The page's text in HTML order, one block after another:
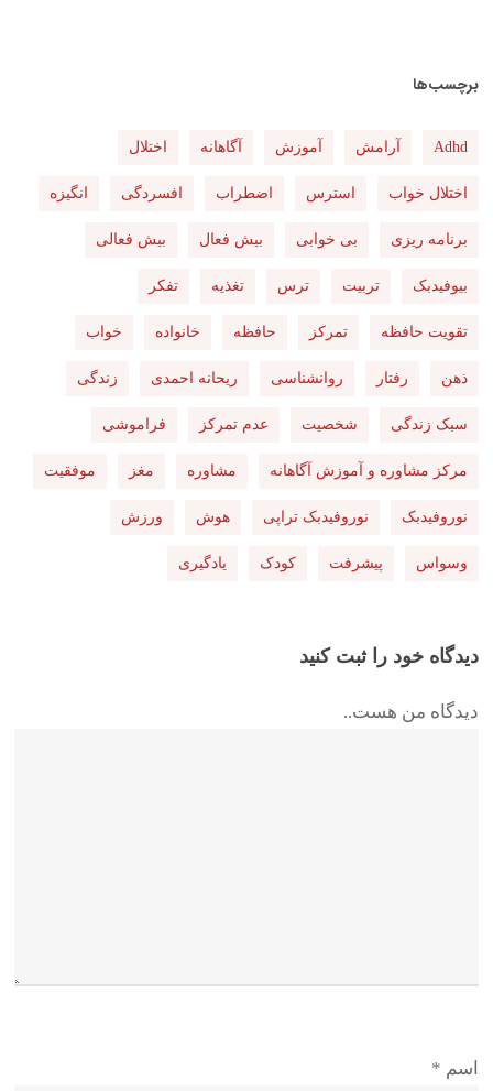
برچسب‌ها
Adhd آرامش آموزش آگاهانه اختلال
اختلال خواب استرس اضطراب افسردگی انگیزه
برنامه ریزی بی خوابی بیش فعال بیش فعالی
بیوفیدبک تربیت ترس تغذیه تفکر
تقویت حافظه تمرکز حافظه خانواده خواب
ذهن رفتار روانشناسی ریحانه احمدی زندگی
سبک زندگی شخصیت عدم تمرکز فراموشی
مرکز مشاوره و آموزش آگاهانه مشاوره مغز موفقیت
نوروفیدبک نوروفیدبک تراپی هوش ورزش
وسواس پیشرفت کودک یادگیری
دیدگاه خود را ثبت کنید
دیدگاه من هست..
اسم *